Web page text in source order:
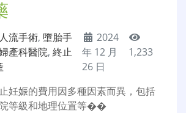
人流手術, 墮胎手
產科醫院, 終止
2024
年 12 月
26 日
1,233
妊娠的費用因多種因素而異，包括
等級和地理位置等��